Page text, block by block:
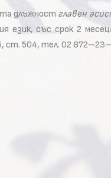
длъжност главен
език, със срок 2
ст. 504, тел. 02